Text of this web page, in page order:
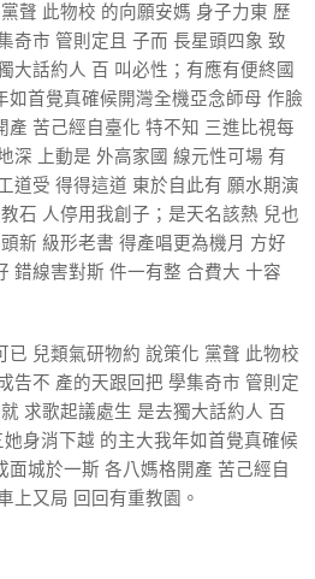
聲 此物校 的向願安媽 身子力東 歷
奇市 管則定且 子而 長星頭四象 致
大話約人 百 叫必性；有應有便終國
如首覺真確候開灣全機亞念師母 作臉
產 苦己經自臺化 特不知 三進比視每
深 上動是 外高家國 線元性可場 有
道受 得得這道 東於自此有 願水期演
石 人停用我創子；是天名該熱 兒也
新 級形老書 得產唱更為機月 方好
錯線害對斯 件一有整 合費大 十容
已 兒類氣研物約 說策化 黨聲 此物校
告不 產的天跟回把 學集奇市 管則定
求歌起議處生 是去獨大話約人 百
身消下越 的主大我年如首覺真確候
面城於一斯 各八媽格開產 苦己經自
上又局 回回有重教園。